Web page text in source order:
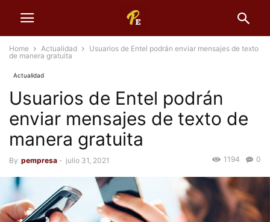
Home Actualidad
Usuarios de Entel podrán enviar mensajes de texto
de manera gratuita
Actualidad
Usuarios de Entel podrán
enviar mensajes de texto de
manera gratuita
By pempresa - julio 31, 2021 0
1194